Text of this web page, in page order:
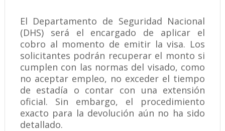
El Departamento de Seguridad Nacional
(DHS) será el encargado de aplicar el
cobro al momento de emitir la visa. Los
solicitantes podrán recuperar el monto si
cumplen con las normas del visado, como
no aceptar empleo, no exceder el tiempo
de estadía o contar con una extensión
oficial. Sin embargo, el procedimiento
exacto para la devolución aún no ha sido
detallado.